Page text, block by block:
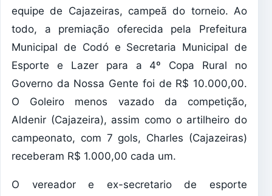
equipe de Cajazeiras, campeã do torneio. Ao
todo, a premiação oferecida pela Prefeitura
Municipal de Codó e Secretaria Municipal de
Esporte e Lazer para a 4º Copa Rural no
Governo da Nossa Gente foi de R$ 10.000,00.
O Goleiro menos vazado da competição,
Aldenir (Cajazeira), assim como o artilheiro do
campeonato, com 7 gols, Charles (Cajazeiras)
receberam R$ 1.000,00 cada um.
O vereador e ex-secretario de esporte